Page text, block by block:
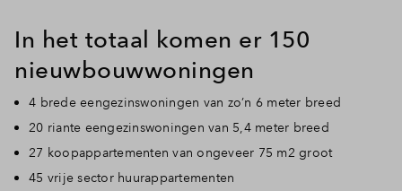
In het totaal komen er 150
nieuwbouwwoningen
4 brede eengezinswoningen van zo’n 6 meter breed
20 riante eengezinswoningen van 5,4 meter breed
27 koopappartementen van ongeveer 75 m2 groot
45 vrije sector huurappartementen